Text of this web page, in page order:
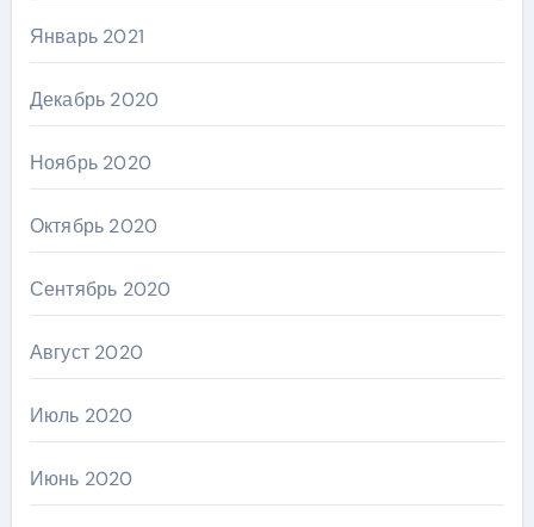
Январь 2021
Декабрь 2020
Ноябрь 2020
Октябрь 2020
Сентябрь 2020
Август 2020
Июль 2020
Июнь 2020